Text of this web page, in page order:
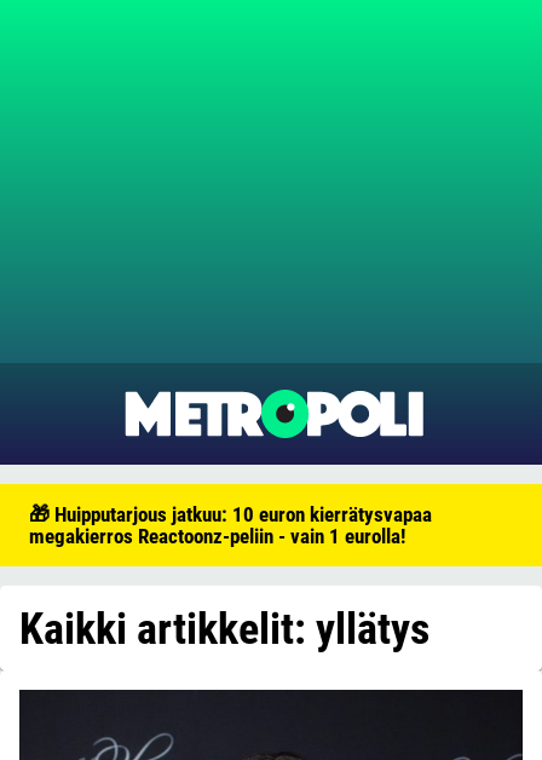
🎁 Huipputarjous jatkuu: 10 euron kierrätysvapaa
megakierros Reactoonz-peliin - vain 1 eurolla!
Kaikki artikkelit: yllätys